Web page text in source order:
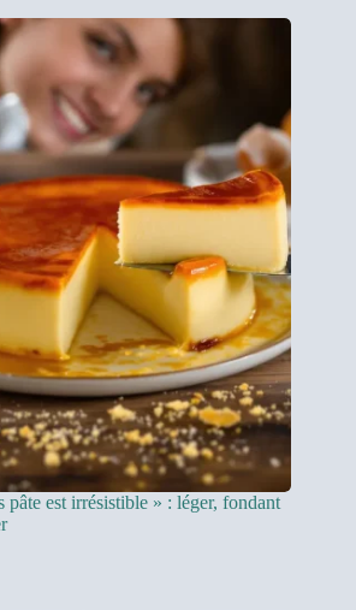
pâte est irrésistible » : léger, fondant